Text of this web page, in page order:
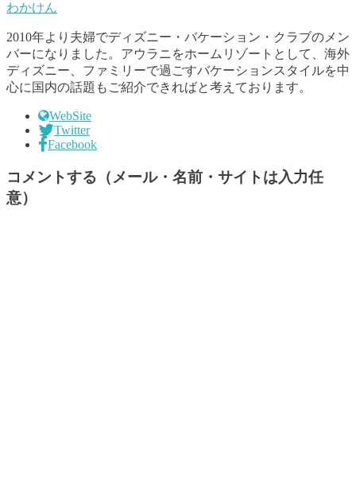
わかけん
2010年より夫婦でディズニー・バケーション・クラブのメン
バーになりました。アウラニをホームリゾートとして、海外
ディズニー、ファミリーで過ごすバケーションスタイルを中
心に国内の話題もご紹介できればと考えております。
WebSite
Twitter
Facebook
コメントする（メール・名前・サイトは入力任
意）